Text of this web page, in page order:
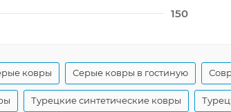
150
ковры Серые ковры в гостиную
Турецкие синтетические ковры